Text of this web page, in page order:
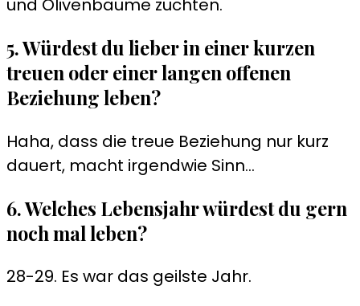
und Olivenbäume züchten.
5. Würdest du lieber in einer kurzen
treuen oder einer langen offenen
Beziehung leben?
Haha, dass die treue Beziehung nur kurz
dauert, macht irgendwie Sinn…
6. Welches Lebensjahr würdest du gern
noch mal leben?
28-29. Es war das geilste Jahr.